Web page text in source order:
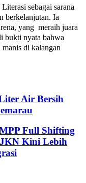
sebagai sarana
berkelanjutan. Ia
yang meraih juara
bukti nyata bahwa
manis di kalangan
Air Bersih
Full Shifting
Kini Lebih